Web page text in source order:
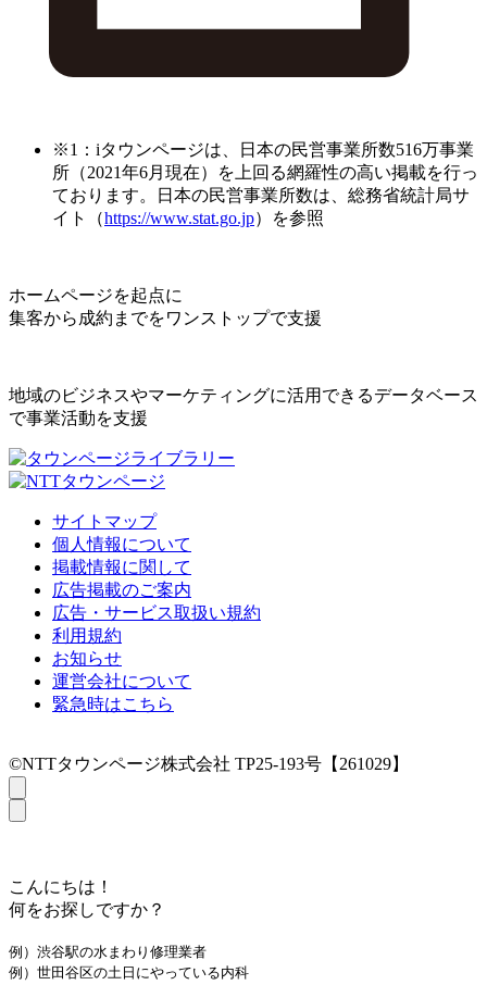
※1：iタウンページは、日本の民営事業所数516万事業
所（2021年6月現在）を上回る網羅性の高い掲載を行っ
ております。日本の民営事業所数は、総務省統計局サ
イト（https://www.stat.go.jp）を参照
ホームページを起点に
集客から成約までをワンストップで支援
地域のビジネスやマーケティングに活用できるデータベース
で事業活動を支援
サイトマップ
個人情報について
掲載情報に関して
広告掲載のご案内
広告・サービス取扱い規約
利用規約
お知らせ
運営会社について
緊急時はこちら
©NTTタウンページ株式会社 TP25-193号【261029】
こんにちは！
何をお探しですか？
例）渋谷駅の水まわり修理業者
例）世田谷区の土日にやっている内科